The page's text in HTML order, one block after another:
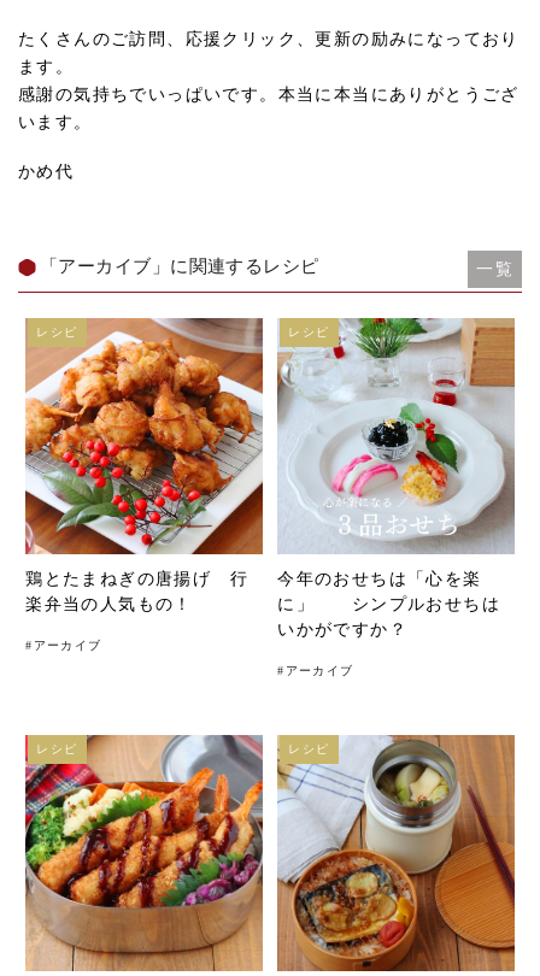
たくさんのご訪問、応援クリック、更新の励みになっており
ます。
感謝の気持ちでいっぱいです。本当に本当にありがとうござ
います。
かめ代
「アーカイブ」に関連するレシピ 一覧
鶏とたまねぎの唐揚げ 行
楽弁当の人気もの！
# アーカイブ
レシピ
今年のおせちは「心を楽
に」 シンプルおせちは
いかがですか？
# アーカイブ
レシピ
レシピ レシピ